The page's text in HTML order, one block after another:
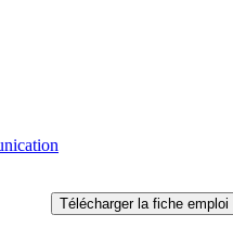
Télécharger la fiche emploi